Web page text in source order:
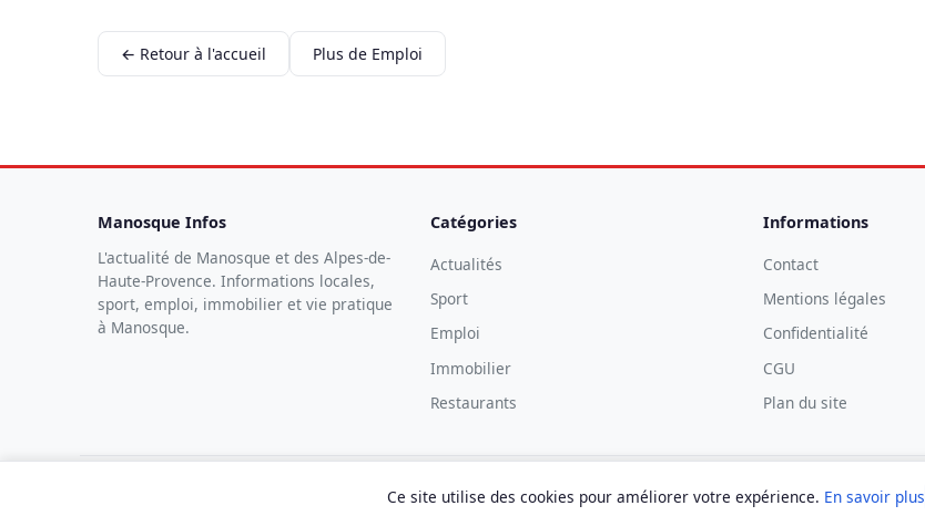
← Retour à l'accueil Plus de Emploi
Manosque Infos
L'actualité de Manosque et des Alpes-de-
Haute-Provence. Informations locales,
sport, emploi, immobilier et vie pratique
à Manosque.
Catégories
Actualités
Sport
Emploi
Immobilier
Restaurants
Informations
Contact
Mentions légales
Confidentialité
CGU
Plan du site
© 2026 Manosque Infos — Tous droits réservés.
Ce site utilise des cookies pour améliorer votre expérience. En savoir plus